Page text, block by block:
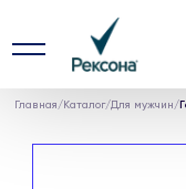
Главная / Каталог/Для мужчин /